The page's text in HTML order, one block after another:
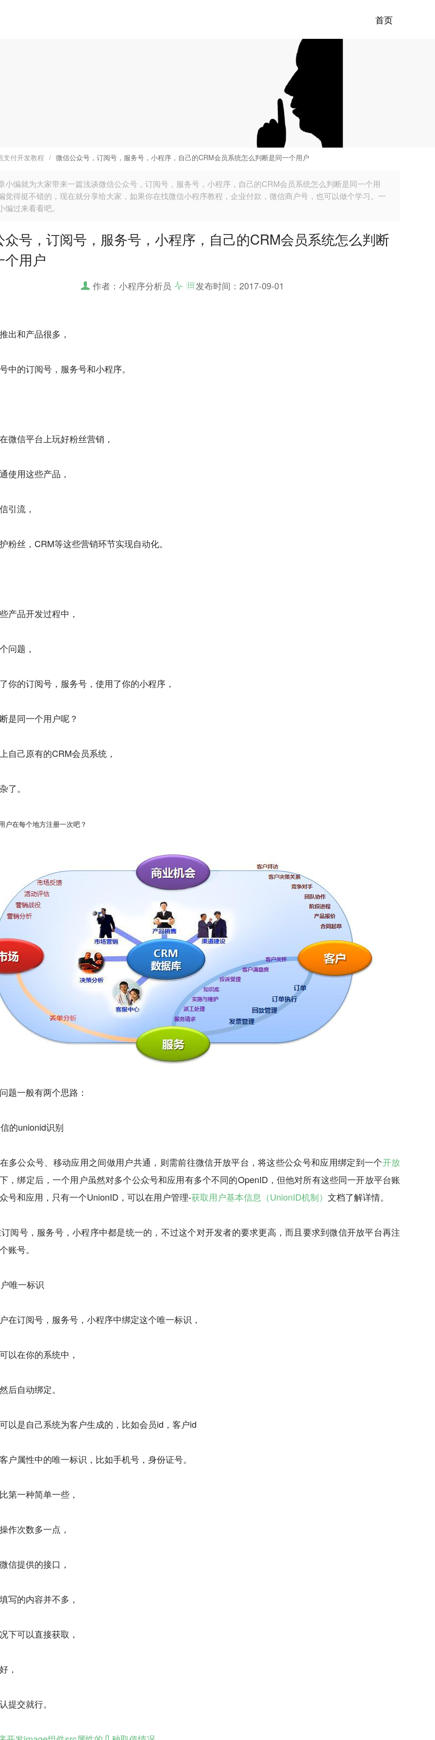
首页
支付开发教程 / 微信公众号，订阅号，服务号，小程序，自己的CRM会员系统怎么判断是同一个用户
小编就为大家带来一篇浅谈微信公众号，订阅号，服务号，小程序，自己的CRM会员系统怎么判断是同一个用
觉得挺不错的，现在就分享给大家，如果你在找微信小程序教程，企业付款，微信商户号，也可以做个学习。一
编过来看看吧。
众号，订阅号，服务号，小程序，自己的CRM会员系统怎么判断
个用户
作者：小程序分析员 发布时间： 2017-09-01
出和产品很多，
中的订阅号，服务号和小程序。
微信平台上玩好粉丝营销，
使用这些产品，
引流，
粉丝，CRM等这些营销环节实现自动化。
产品开发过程中，
问题，
你的订阅号，服务号，使用了你的小程序，
是同一个用户呢？
自己原有的CRM会员系统，
了。
户在每个地方注册一次吧？
题一般有两个思路：
的unionid识别
多公众号、移动应用之间做用户共通，则需前往微信开放平台，将这些公众号和应用绑定到一个开放
下，绑定后，一个用户虽然对多个公众号和应用有多个不同的OpenID，但他对所有这些同一开放平台账
号和应用，只有一个UnionID，可以在用户管理-获取用户基本信息（UnionID机制） 文档了解详情。
阅号，服务号，小程序中都是统一的，不过这个对开发者的要求更高，而且要求到微信开放平台再注
账号。
唯一标识
在订阅号，服务号，小程序中绑定这个唯一标识，
以在你的系统中，
后自动绑定。
以是自己系统为客户生成的，比如会员id，客户id
户属性中的唯一标识，比如手机号，身份证号。
第一种简单一些，
作次数多一点，
信提供的接口，
写的内容并不多，
下可以直接获取，
，